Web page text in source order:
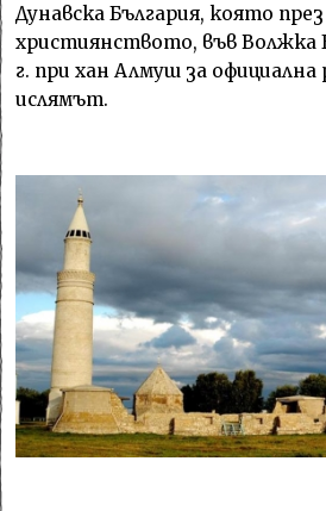
Дунавска България, която
християнството, във Волжка
г. при хан Алмуш за официална
ислямът.